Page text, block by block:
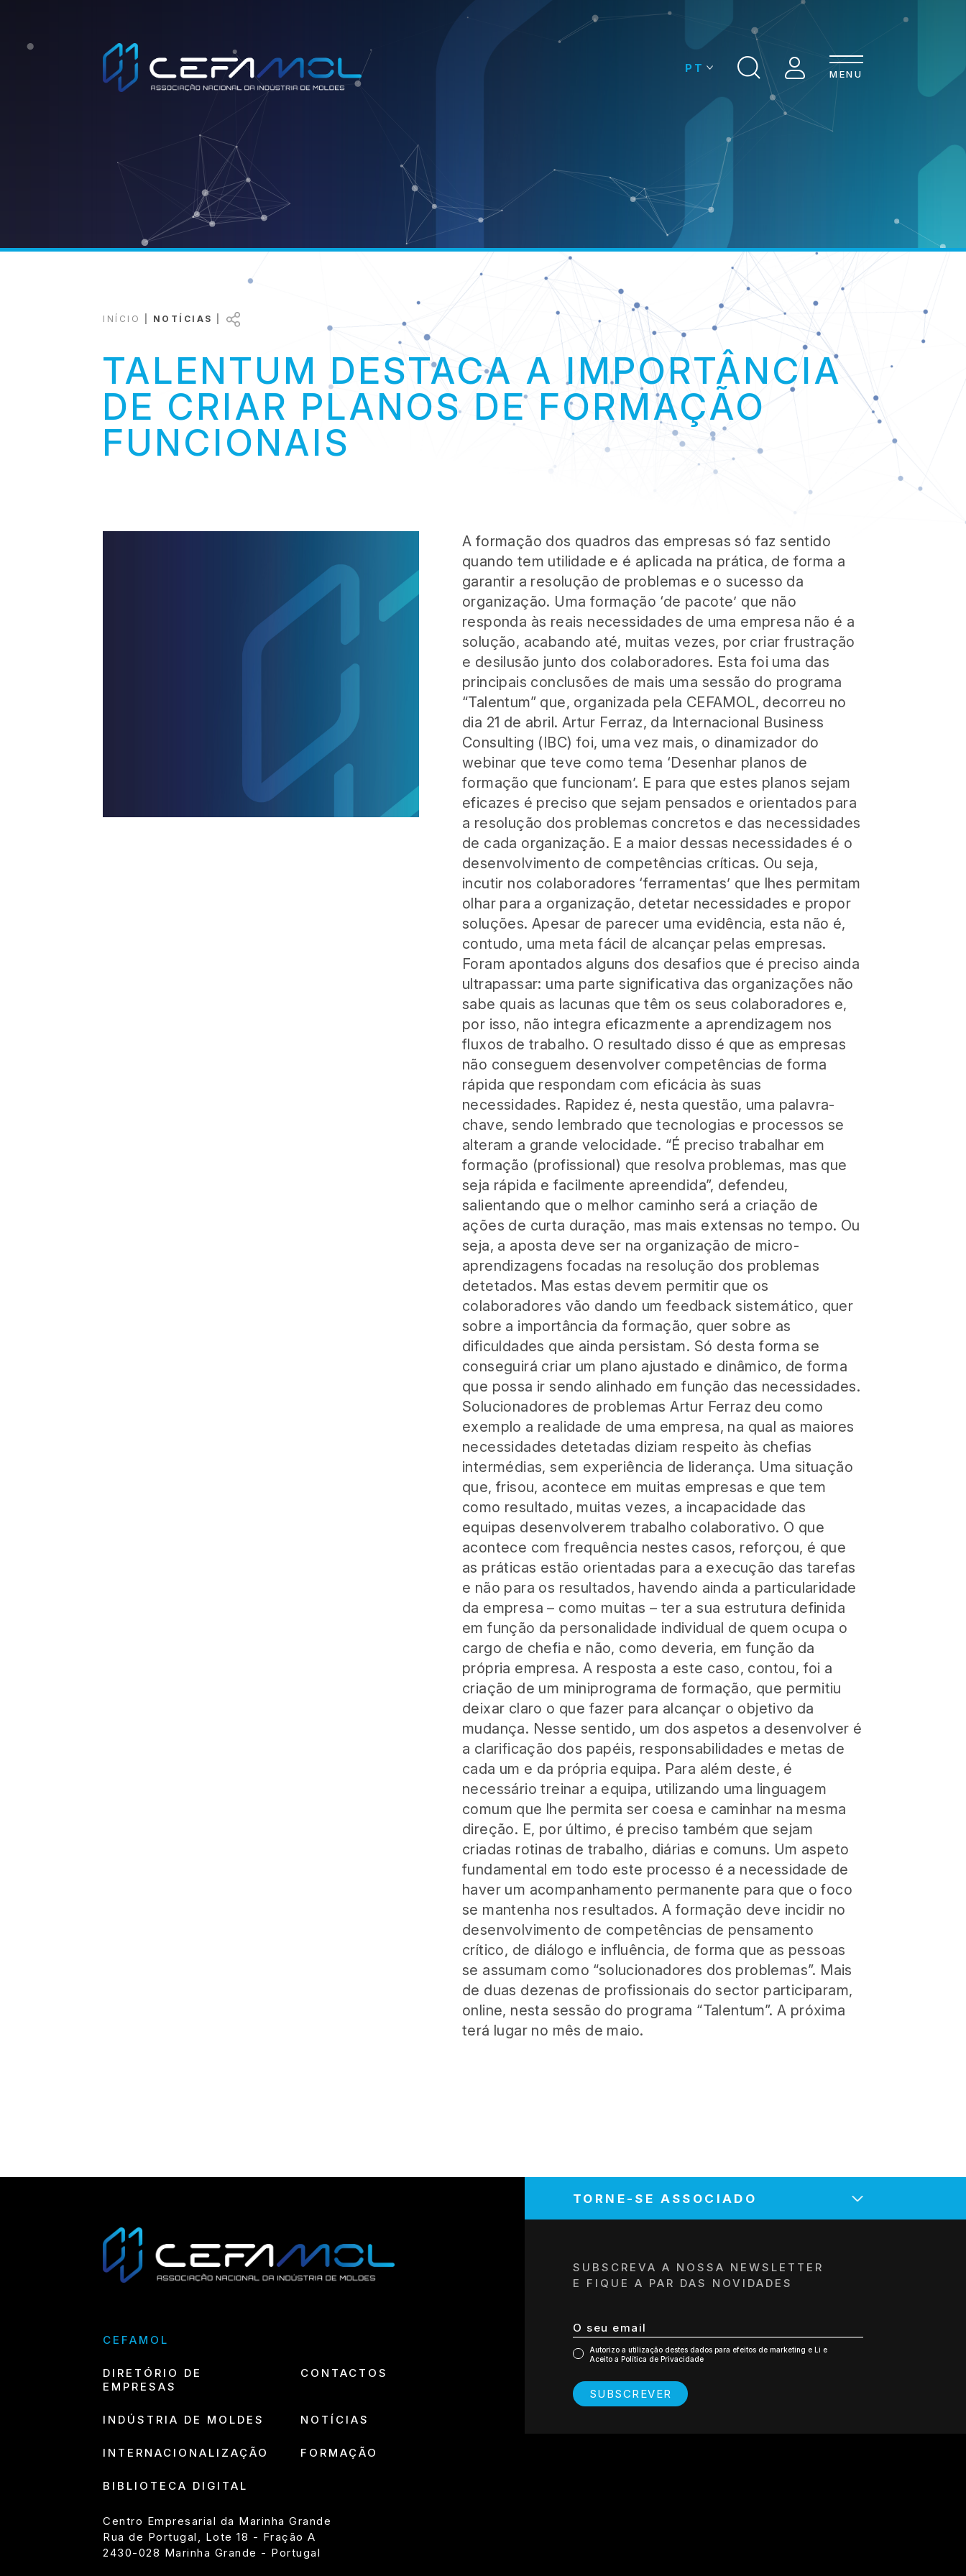
MENU
ASSOCIAÇÃO
INDÚSTRIA DE MOLDES
INTERNACIONALIZAÇÃO
FORMAÇÃO
BIBLIOTECA DIGITAL
INÍCIO NOTÍCIAS
TALENTUM DESTACA A IMPORTÂNCIA
DE CRIAR PLANOS DE FORMAÇÃO
FUNCIONAIS
A formação dos quadros das empresas só faz sentido
quando tem utilidade e é aplicada na prática, de forma a
garantir a resolução de problemas e o sucesso da
organização. Uma formação ‘de pacote’ que não
responda às reais necessidades de uma empresa não é a
solução, acabando até, muitas vezes, por criar frustração
e desilusão junto dos colaboradores. Esta foi uma das
principais conclusões de mais uma sessão do programa
“Talentum” que, organizada pela CEFAMOL, decorreu no
dia 21 de abril. Artur Ferraz, da Internacional Business
Consulting (IBC) foi, uma vez mais, o dinamizador do
webinar que teve como tema ‘Desenhar planos de
formação que funcionam’. E para que estes planos sejam
eficazes é preciso que sejam pensados e orientados para
a resolução dos problemas concretos e das necessidades
de cada organização. E a maior dessas necessidades é o
desenvolvimento de competências críticas. Ou seja,
incutir nos colaboradores ‘ferramentas’ que lhes permitam
olhar para a organização, detetar necessidades e propor
soluções. Apesar de parecer uma evidência, esta não é,
contudo, uma meta fácil de alcançar pelas empresas.
Foram apontados alguns dos desafios que é preciso ainda
ultrapassar: uma parte significativa das organizações não
sabe quais as lacunas que têm os seus colaboradores e,
por isso, não integra eficazmente a aprendizagem nos
fluxos de trabalho. O resultado disso é que as empresas
não conseguem desenvolver competências de forma
rápida que respondam com eficácia às suas
necessidades. Rapidez é, nesta questão, uma palavra-
chave, sendo lembrado que tecnologias e processos se
alteram a grande velocidade. “É preciso trabalhar em
formação (profissional) que resolva problemas, mas que
seja rápida e facilmente apreendida”, defendeu,
salientando que o melhor caminho será a criação de
ações de curta duração, mas mais extensas no tempo. Ou
seja, a aposta deve ser na organização de micro-
aprendizagens focadas na resolução dos problemas
detetados. Mas estas devem permitir que os
colaboradores vão dando um feedback sistemático, quer
sobre a importância da formação, quer sobre as
dificuldades que ainda persistam. Só desta forma se
conseguirá criar um plano ajustado e dinâmico, de forma
que possa ir sendo alinhado em função das necessidades.
Solucionadores de problemas Artur Ferraz deu como
exemplo a realidade de uma empresa, na qual as maiores
necessidades detetadas diziam respeito às chefias
intermédias, sem experiência de liderança. Uma situação
que, frisou, acontece em muitas empresas e que tem
como resultado, muitas vezes, a incapacidade das
equipas desenvolverem trabalho colaborativo. O que
acontece com frequência nestes casos, reforçou, é que
as práticas estão orientadas para a execução das tarefas
e não para os resultados, havendo ainda a particularidade
da empresa – como muitas – ter a sua estrutura definida
em função da personalidade individual de quem ocupa o
cargo de chefia e não, como deveria, em função da
própria empresa. A resposta a este caso, contou, foi a
criação de um miniprograma de formação, que permitiu
deixar claro o que fazer para alcançar o objetivo da
mudança. Nesse sentido, um dos aspetos a desenvolver é
a clarificação dos papéis, responsabilidades e metas de
cada um e da própria equipa. Para além deste, é
necessário treinar a equipa, utilizando uma linguagem
comum que lhe permita ser coesa e caminhar na mesma
direção. E, por último, é preciso também que sejam
criadas rotinas de trabalho, diárias e comuns. Um aspeto
fundamental em todo este processo é a necessidade de
haver um acompanhamento permanente para que o foco
se mantenha nos resultados. A formação deve incidir no
desenvolvimento de competências de pensamento
crítico, de diálogo e influência, de forma que as pessoas
se assumam como “solucionadores dos problemas”. Mais
de duas dezenas de profissionais do sector participaram,
online, nesta sessão do programa “Talentum”. A próxima
terá lugar no mês de maio.
CEFAMOL
DIRETÓRIO DE
EMPRESAS
CONTACTOS
INDÚSTRIA DE MOLDES NOTÍCIAS
INTERNACIONALIZAÇÃO FORMAÇÃO
BIBLIOTECA DIGITAL
Centro Empresarial da Marinha Grande
Rua de Portugal, Lote 18 - Fração A
2430-028 Marinha Grande - Portugal
TORNE-SE ASSOCIADO
NOME DA EMPRESA / ENTIDADE*
NOME DO REPRESENTANTE
SUBSCREVA A NOSSA NEWSLETTER
E FIQUE A PAR DAS NOVIDADES
Autorizo a utilização destes dados para efeitos de marketing e Li e
Aceito a Política de Privacidade
SUBSCREVER